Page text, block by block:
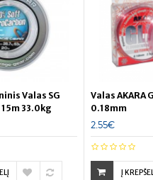
Valas SG
33.0kg
Valas AKARA
0.18mm
2.55€
Į